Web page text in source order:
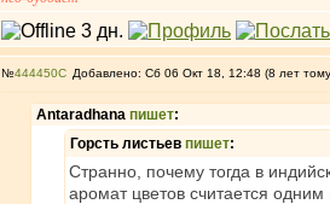
№444450 Добавлено: Сб 06 Окт 18, 12:48 (8 лет
Antaradhana пишет:
Горсть листьев пишет:
Странно, почему тогда в
аромат цветов считается